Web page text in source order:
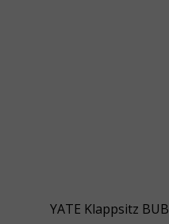
YATE Klappsitz